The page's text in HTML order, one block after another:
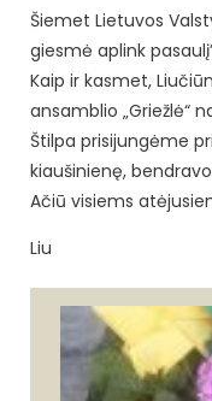
Šiemet Lietuvos
giesmė aplink
Kaip ir kasmet,
ansamblio „Griežlė“
Štilpa prisijungėme
kiaušinienę,
Ačiū visiems
Liu